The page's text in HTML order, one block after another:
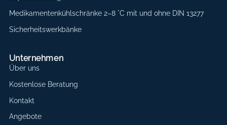
Medikamentenkühlschränke 2–8 °C mit und ohne DIN 13277
Sicherheitswerkbänke
Unternehmen
Über uns
Kostenlose Beratung
Kontakt
Angebote